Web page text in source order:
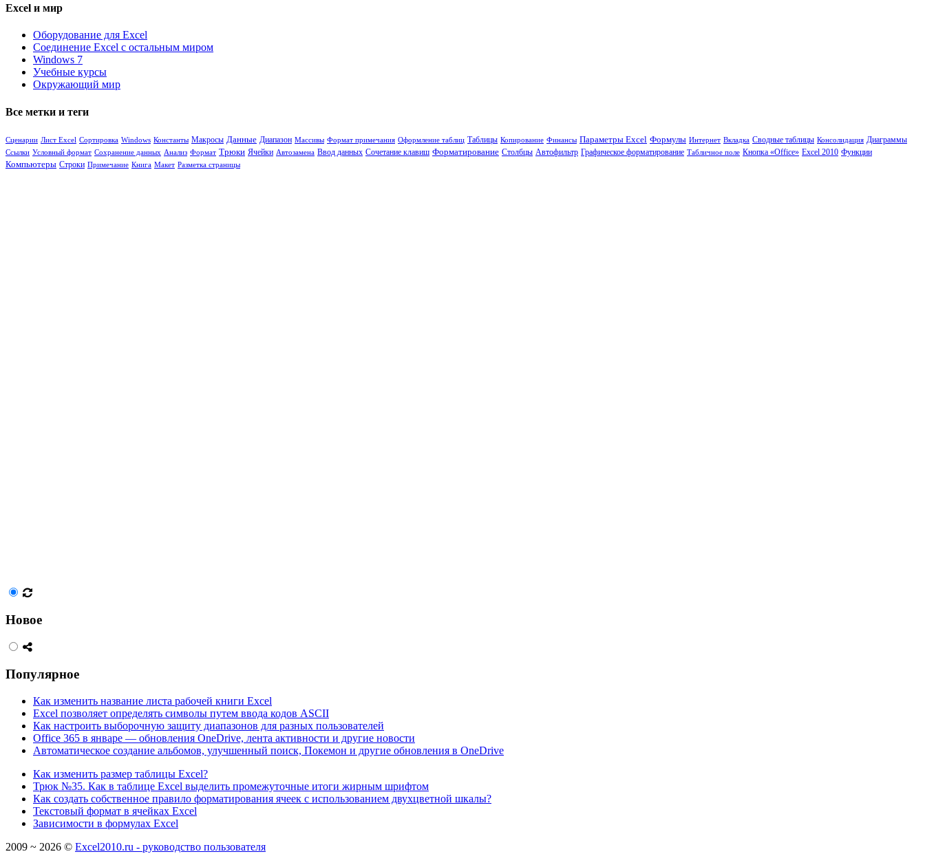
Excel и мир
Оборудование для Excel
Соединение Excel с остальным миром
Windows 7
Учебные курсы
Окружающий мир
Все метки и теги
Сценарии Лист Excel Сортировка Windows Константы Макросы Данные Диапазон Массивы Формат примечания Оформление таблиц Таблицы Копирование Финансы Параметры Excel Формулы Интернет Вкладка Сводные таблицы Консолидация Диаграммы
Ссылки Условный формат Сохранение данных Анализ Формат Трюки Ячейки Автозамена Ввод данных Сочетание клавиш Форматирование Столбцы Автофильтр Графическое форматирование Табличное поле Кнопка «Office» Excel 2010 Функции
Компьютеры Строки Примечание Книга Макет Разметка страницы
Новое
Популярное
Как изменить название листа рабочей книги Excel
Excel позволяет определять символы путем ввода кодов ASCII
Как настроить выборочную защиту диапазонов для разных пользователей
Office 365 в январе — обновления OneDrive, лента активности и другие новости
Автоматическое создание альбомов, улучшенный поиск, Покемон и другие обновления в OneDrive
Как изменить размер таблицы Excel?
Трюк №35. Как в таблице Excel выделить промежуточные итоги жирным шрифтом
Как создать собственное правило форматирования ячеек с использованием двухцветной шкалы?
Текстовый формат в ячейках Excel
Зависимости в формулах Excel
2009 ~ 2026 © Excel2010.ru - руководство пользователя